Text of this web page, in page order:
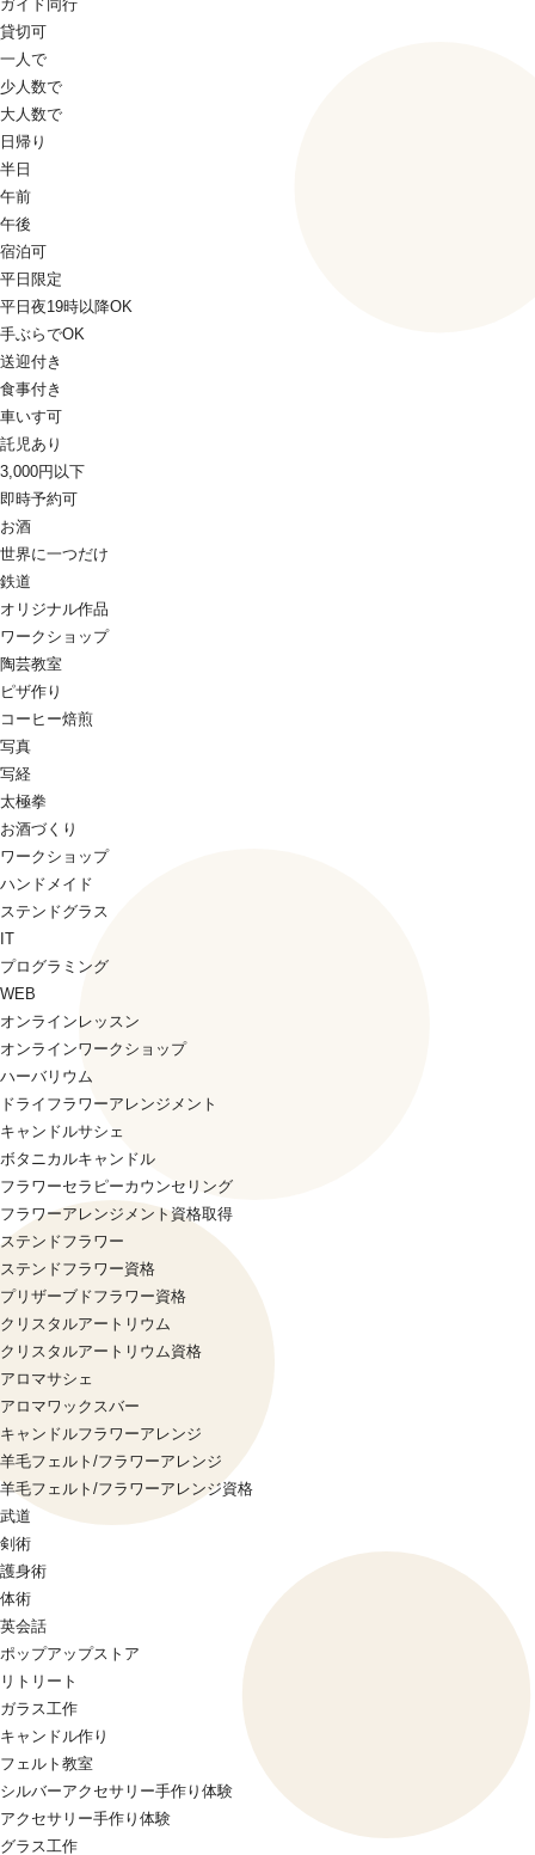
ガイド同行
貸切可
一人で
少人数で
大人数で
日帰り
半日
午前
午後
宿泊可
平日限定
平日夜19時以降OK
手ぶらでOK
送迎付き
食事付き
車いす可
託児あり
3,000円以下
即時予約可
お酒
世界に一つだけ
鉄道
オリジナル作品
ワークショップ
陶芸教室
ピザ作り
コーヒー焙煎
写真
写経
太極拳
お酒づくり
ワークショップ
ハンドメイド
ステンドグラス
IT
プログラミング
WEB
オンラインレッスン
オンラインワークショップ
ハーバリウム
ドライフラワーアレンジメント
キャンドルサシェ
ボタニカルキャンドル
フラワーセラピーカウンセリング
フラワーアレンジメント資格取得
ステンドフラワー
ステンドフラワー資格
プリザーブドフラワー資格
クリスタルアートリウム
クリスタルアートリウム資格
アロマサシェ
アロマワックスバー
キャンドルフラワーアレンジ
羊毛フェルト/フラワーアレンジ
羊毛フェルト/フラワーアレンジ資格
武道
剣術
護身術
体術
英会話
ポップアップストア
リトリート
ガラス工作
キャンドル作り
フェルト教室
シルバーアクセサリー手作り体験
アクセサリー手作り体験
グラス工作